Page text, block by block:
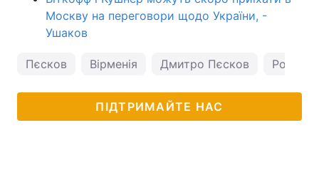
Москву на переговори щодо України, -
Ушаков
Пєсков Вірменія Дмитро Пєсков Росія
ПІДТРИМАЙТЕ НАС